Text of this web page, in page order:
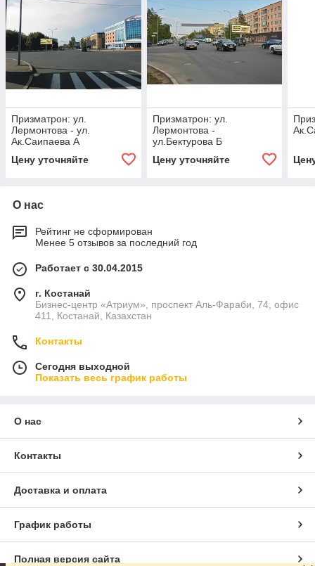
Призматрон: ул.
Лермонтова - ул.
Ак.Саипаева А
Цену уточняйте
Призматрон: ул.
Лермонтова -
ул.Бектурова Б
Цену уточняйте
О нас
Рейтинг не сформирован
Менее 5 отзывов за последний год
Работает с 30.04.2015
г. Костанай
Бизнес-центр «Атриум», проспект Аль-Фараби, 74, офис
411, Костанай, Казахстан
Контакты
Сегодня выходной
Показать весь график работы
О нас
Контакты
Доставка и оплата
График работы
Полная версия сайта